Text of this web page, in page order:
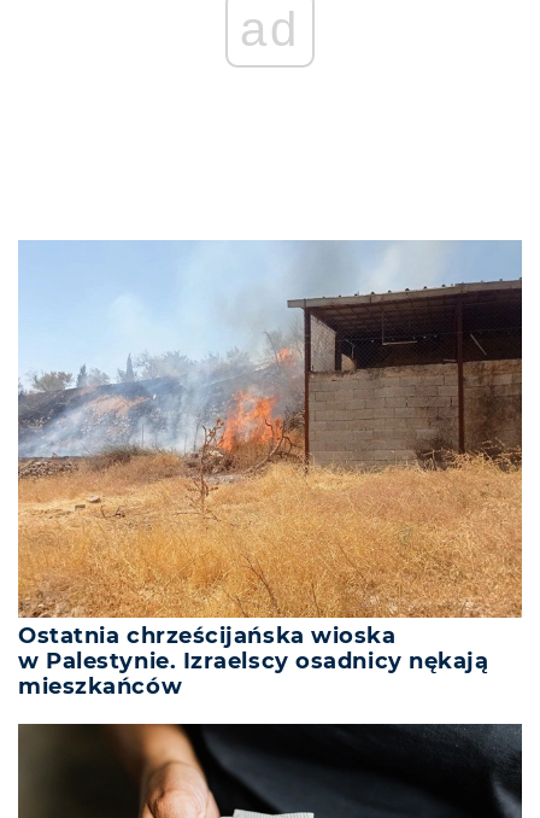
ad
Ostatnia chrześcijańska wioska
w Palestynie. Izraelscy osadnicy nękają
mieszkańców